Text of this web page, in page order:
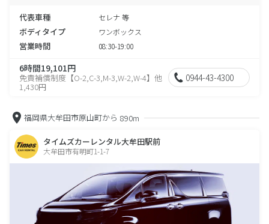
代表車種 セレナ 等
ボディタイプ ワンボックス
営業時間 08:30-19:00
6時間19,101円
免責補償制度【O-2,C-3,M-3,W-2,W-4】他
1,430円
0944-43-4300
福岡県大牟田市原山町から 890m
タイムズカーレンタル大牟田駅前
大牟田市有明町1-1-7